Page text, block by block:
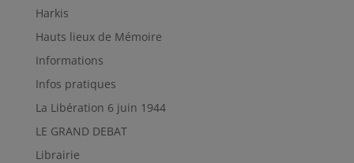
Harkis
Hauts lieux de Mémoire
Informations
Infos pratiques
La Libération 6 juin 1944
LE GRAND DEBAT
Librairie